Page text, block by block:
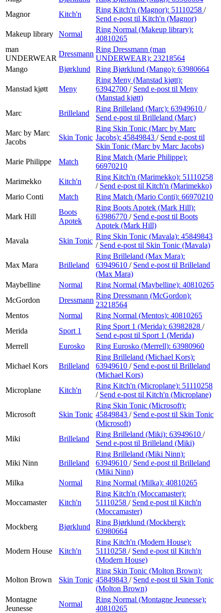
Magnor
Kitch'n
Ring Kitch'n (Magnor): 51110258 /
Send e-post til Kitch'n (Magnor)
Makeup library
Normal
Ring Normal (Makeup library):
40810265
man
UNDERWEAR
Dressmann
Ring Dressmann (man
UNDERWEAR): 23218564
Mango
Bjørklund Ring Bjørklund (Mango): 63980664
Manstad kjøtt Meny
Ring Meny (Manstad kjøtt):
63942700 / Send e-post til Meny
(Manstad kjøtt)
Marc
Brilleland
Ring Brilleland (Marc): 63949610 /
Send e-post til Brilleland (Marc)
Marc by Marc
Jacobs
Skin Tonic
Ring Skin Tonic (Marc by Marc
Jacobs): 45849843 / Send e-post til
Skin Tonic (Marc by Marc Jacobs)
Marie Philippe
Match
Ring Match (Marie Philippe):
66970210
Marimekko
Kitch'n
Ring Kitch'n (Marimekko): 51110258
/ Send e-post til Kitch'n (Marimekko)
Mario Conti
Match Ring Match (Mario Conti): 66970210
Mark Hill
Boots
Apotek
Ring Boots Apotek (Mark Hill):
63986770 / Send e-post til Boots
Apotek (Mark Hill)
Mavala
Skin Tonic
Ring Skin Tonic (Mavala): 45849843
/ Send e-post til Skin Tonic (Mavala)
Max Mara Brilleland
Ring Brilleland (Max Mara):
63949610 / Send e-post til Brilleland
(Max Mara)
Maybelline
Normal Ring Normal (Maybelline): 40810265
McGordon
Dressmann
Ring Dressmann (McGordon):
23218564
Mentos
Normal Ring Normal (Mentos): 40810265
Merida
Sport 1
Ring Sport 1 (Merida): 63982828 /
Send e-post til Sport 1 (Merida)
Merrell
Eurosko Ring Eurosko (Merrell): 63980960
Michael Kors Brilleland
Ring Brilleland (Michael Kors):
63949610 / Send e-post til Brilleland
(Michael Kors)
Microplane
Kitch'n
Ring Kitch'n (Microplane): 51110258
/ Send e-post til Kitch'n (Microplane)
Microsoft Skin Tonic
Ring Skin Tonic (Microsoft):
45849843 / Send e-post til Skin Tonic
(Microsoft)
Miki
Brilleland
Ring Brilleland (Miki): 63949610 /
Send e-post til Brilleland (Miki)
Miki Ninn Brilleland
Ring Brilleland (Miki Ninn):
63949610 / Send e-post til Brilleland
(Miki Ninn)
Milka
Normal Ring Normal (Milka): 40810265
Moccamaster Kitch'n
Ring Kitch'n (Moccamaster):
51110258 / Send e-post til Kitch'n
(Moccamaster)
Mockberg
Bjørklund
Ring Bjørklund (Mockberg):
63980664
Modern House Kitch'n
Ring Kitch'n (Modern House):
51110258 / Send e-post til Kitch'n
(Modern House)
Molton Brown Skin Tonic
Ring Skin Tonic (Molton Brown):
45849843 / Send e-post til Skin Tonic
(Molton Brown)
Montagne
Jeunesse
Normal
Ring Normal (Montagne Jeunesse):
40810265